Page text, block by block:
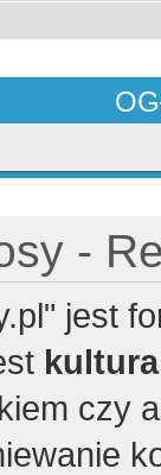
-
jest
czy